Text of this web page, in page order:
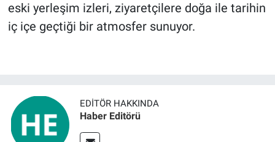
eski yerleşim izleri, ziyaretçilere doğa ile tarihin
iç içe geçtiği bir atmosfer sunuyor.
EDITÖR HAKKINDA
Haber Editörü